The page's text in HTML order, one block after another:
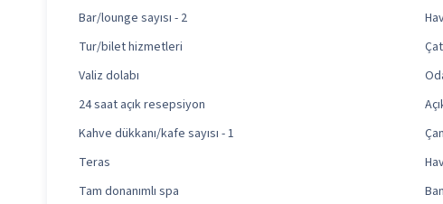
Bar/lounge sayısı - 2
Tur/bilet hizmetleri
Valiz dolabı
24 saat açık resepsiyon
Kahve dükkanı/kafe sayısı - 1
Teras
Tam donanımlı spa